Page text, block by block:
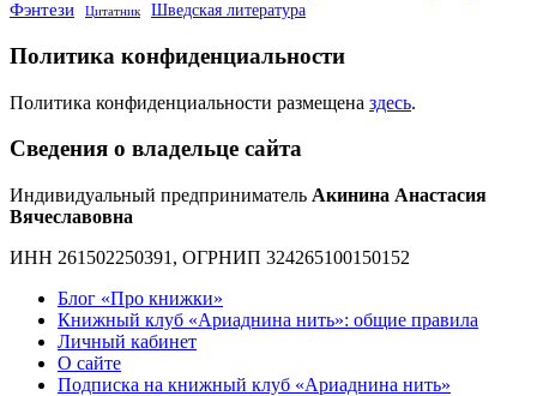
Фэнтези Цитатник Шведская литература
Политика конфиденциальности
Политика конфиденциальности размещена здесь.
Сведения о владельце сайта
Индивидуальный предприниматель Акинина Анастасия
Вячеславовна
ИНН 261502250391, ОГРНИП 324265100150152
Блог «Про книжки»
Книжный клуб «Ариаднина нить»: общие правила
Личный кабинет
О сайте
Подписка на книжный клуб «Ариаднина нить»